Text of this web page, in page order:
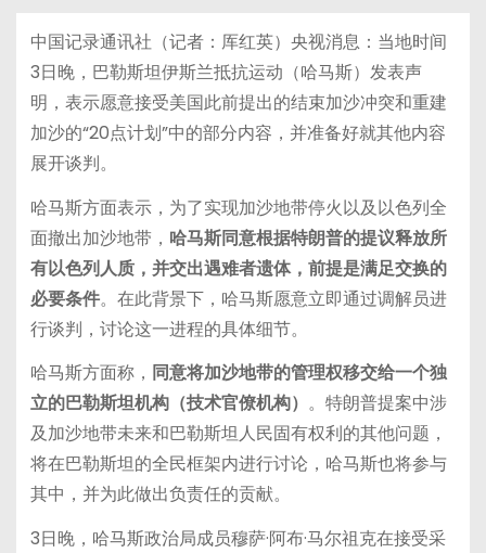
中国记录通讯社（记者：厍红英）央视消息：当地时间
3日晚，巴勒斯坦伊斯兰抵抗运动（哈马斯）发表声
明，表示愿意接受美国此前提出的结束加沙冲突和重建
加沙的“20点计划”中的部分内容，并准备好就其他内容
展开谈判。
哈马斯方面表示，为了实现加沙地带停火以及以色列全
面撤出加沙地带， 哈马斯同意根据特朗普的提议释放所
有以色列人质，并交出遇难者遗体，前提是满足交换的
必要条件。在此背景下，哈马斯愿意立即通过调解员进
行谈判，讨论这一进程的具体细节。
哈马斯方面称， 同意将加沙地带的管理权移交给一个独
立的巴勒斯坦机构（技术官僚机构） 。特朗普提案中涉
及加沙地带未来和巴勒斯坦人民固有权利的其他问题，
将在巴勒斯坦的全民框架内进行讨论，哈马斯也将参与
其中，并为此做出负责任的贡献。
3日晚，哈马斯政治局成员穆萨·阿布·马尔祖克在接受采